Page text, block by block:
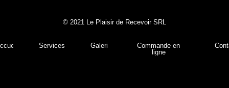
© 2021 Le Plaisir de Recevoir SRL
Services Galerie
Commande en
ligne